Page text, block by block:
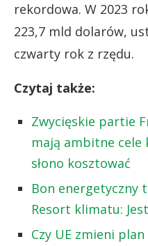
rekordowa. W 2023
223,7 mld dolarów,
czwarty rok z rzędu.
Czytaj także:
Zwycięskie partie
mają ambitne cele
słono kosztować
Bon energetyczny
Resort klimatu:
Czy UE zmieni